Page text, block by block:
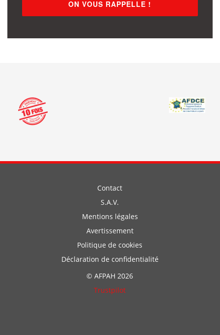
Contact
S.A.V.
Mentions légales
Avertissement
Politique de cookies
Déclaration de confidentialité
© AFPAH 2026
Trustpilot